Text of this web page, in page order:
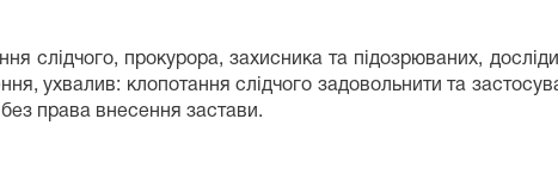
слідчого, прокурора, захисника та підозрюваних,
ухвалив: клопотання слідчого задовольнити та
права внесення застави.